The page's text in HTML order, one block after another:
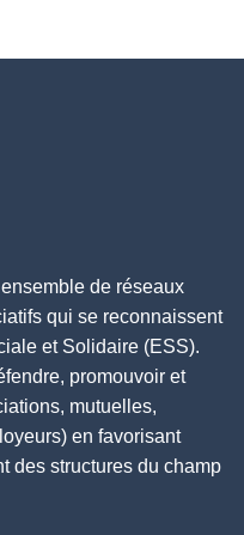
de réseaux
qui se reconnaissent
et Solidaire (ESS).
promouvoir et
mutuelles,
en favorisant
des structures du champ